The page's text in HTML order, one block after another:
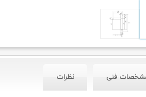
فنی نظرات